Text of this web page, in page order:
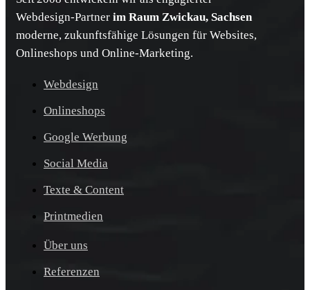
Webdesign‑Partner im Raum Zwickau, Sachsen
moderne, zukunftsfähige Lösungen für Websites,
Onlineshops und Online‑Marketing.
Webdesign
Onlineshops
Google Werbung
Social Media
Texte & Content
Printmedien
Über uns
Referenzen